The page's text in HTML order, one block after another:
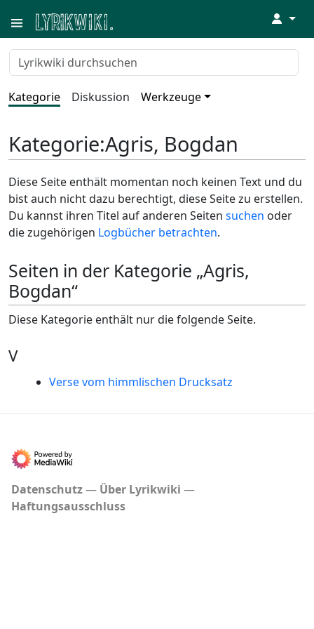
↓
Kategorie Diskussion Werkzeuge
Kategorie:Agris, Bogdan
Diese Seite enthält momentan noch keinen Text und du
bist auch nicht dazu berechtigt, diese Seite zu erstellen.
Du kannst ihren Titel auf anderen Seiten suchen oder
die zugehörigen Logbücher betrachten.
Seiten in der Kategorie „Agris,
Bogdan“
Diese Kategorie enthält nur die folgende Seite.
V
Verse vom himmlischen Drucksatz
Datenschutz
Über Lyrikwiki
Haftungsausschluss